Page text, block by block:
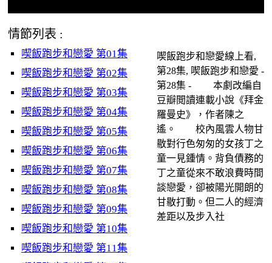
情節列表 :
喫飯跑步和戀愛 第01集
喫飯跑步和戀愛 第02集
喫飯跑步和戀愛 第03集
喫飯跑步和戀愛 第04集
喫飯跑步和戀愛 第05集
喫飯跑步和戀愛 第06集
喫飯跑步和戀愛 第07集
喫飯跑步和戀愛 第08集
喫飯跑步和戀愛 第09集
喫飯跑步和戀愛 第10集
喫飯跑步和戀愛 第11集
喫飯跑步和戀愛線上看,
第28集, 喫飯跑步和戀愛 -
第28集 - 本劇改編自
豆瓣閲讀連載小說《拜金
羅曼史》，作者陳之
遙。 校內風雲人物甘
敭對行色匆匆的女孩丁之
童一見鍾情。背負債務的
丁之童從來不敢浪費時間
談戀愛，卻被陽光開朗的
甘敭打動。但二人的經濟
差距以及步入社